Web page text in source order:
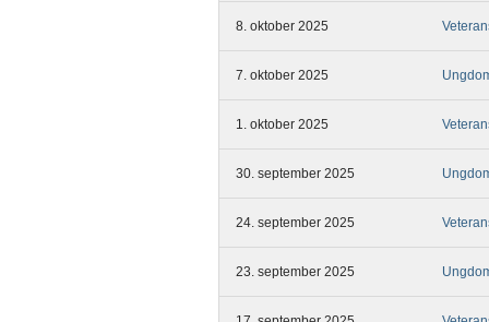
8. oktober 2025
7. oktober 2025
1. oktober 2025
30. september 2025
24. september 2025
23. september 2025